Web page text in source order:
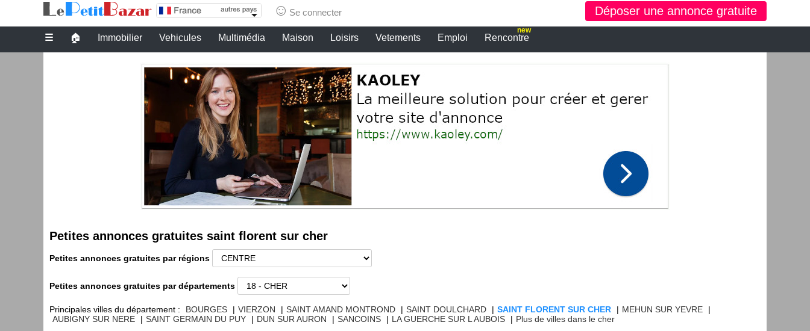
☺ Se connecter Déposer une annonce gratuite
Petites annonces gratuites saint florent sur cher
☰ 🏠 Immobilier Vehicules Multimédia Maison Loisirs Vetements Emploi Rencontre
new
Petites annonces gratuites saint florent sur cher
Petites annonces gratuites par régions
Petites annonces gratuites par départements
Principales villes du département : BOURGES | VIERZON | SAINT AMAND MONTROND | SAINT DOULCHARD | SAINT FLORENT SUR CHER | MEHUN SUR YEVRE
|
AUBIGNY SUR NERE
| SAINT GERMAIN DU PUY | DUN SUR AURON | SANCOINS | LA GUERCHE SUR L AUBOIS | Plus de villes dans le cher